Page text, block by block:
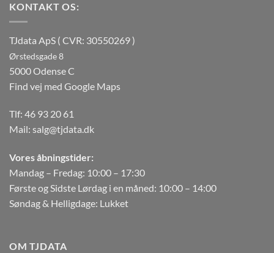
KONTAKT OS:
TJdata ApS ( CVR: 30550269 )
Ørstedsgade 8
5000 Odense C
Find vej med Google Maps
Tlf: 46 93 20 61
Mail: salg@tjdata.dk
Vores åbningstider:
Mandag – Fredag: 10:00 – 17:30
Første og Sidste Lørdag i en måned: 10:00 – 14:00
Søndag & Helligdage: Lukket
OM TJDATA